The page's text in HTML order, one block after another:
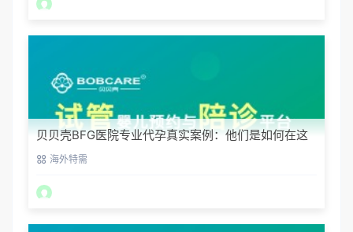
贝贝壳BFG医院专业代孕真实案例：他们是如何在这
里圆梦的
海外特需